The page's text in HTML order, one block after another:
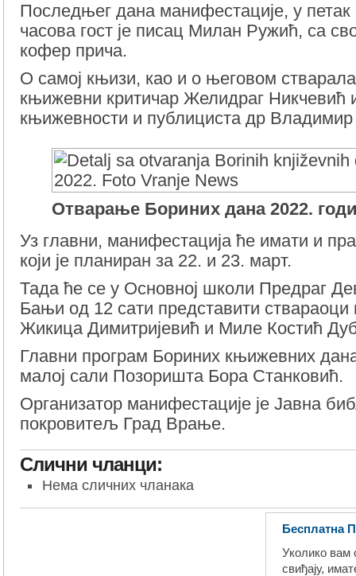
Последњег дана манифестације, у
часова гост је писац Милан Ружић, са
кофер прича.
О самој књизи, као и о његовом
књижевни критичар Желидраг Никчевић
књижевности и публициста др Владимир
Отварање Бориних дана 2022.
Уз главни, манифестација ће имати и
који је планиран за 22. и 23. март.
Тада ће се у Основној школи Предраг
Бањи од 12 сати представити
Жикица Димитријевић и Миле Костић
Главни програм Бориних књижевних
малој сали Позоришта Бора Станковић.
Организатор манифестације је Јавна
покровитељ Град Врање.
Слични чланци:
Нема сличних чланака
Бесплатна
Уколико вам
свиђају,